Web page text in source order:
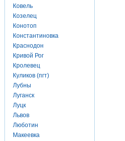
Ковель
Козелец
Конотоп
Константиновка
Краснодон
Кривой Рог
Кролевец
Куликов (пгт)
Лубны
Луганск
Луцк
Львов
Люботин
Макеевка